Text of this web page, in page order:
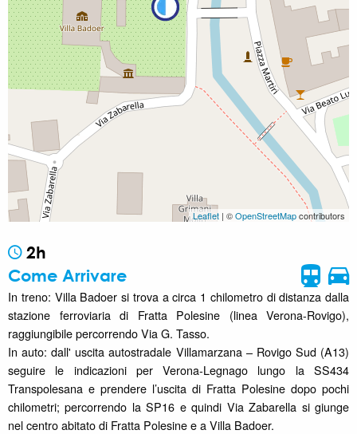
Leaflet | ©OpenStreetMapcontributors
2h
Come Arrivare
In treno: Villa Badoer si trova a circa 1 chilometro di distanza dalla
stazione ferroviaria di Fratta Polesine (linea Verona-Rovigo),
raggiungibile percorrendo Via G. Tasso.
In auto: dall' uscita autostradale Villamarzana – Rovigo Sud (A13)
seguire le indicazioni per Verona-Legnago lungo la SS434
Transpolesana e prendere l’uscita di Fratta Polesine dopo pochi
chilometri; percorrendo la SP16 e quindi Via Zabarella si giunge
nel centro abitato di Fratta Polesine e a Villa Badoer.